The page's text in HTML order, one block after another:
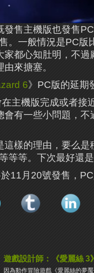
發售主機版也發售
。一般情況是PC版
家都心知肚明，不
來搪塞。
6》PC版的延期
主機版完成或者接
會有一些小問題，不
這樣的理由，要么是
等等。下次最好還
11月20號發售，
遊戲設計師：《愛麗絲 3
因為動作冒險遊戲《愛麗絲的夢